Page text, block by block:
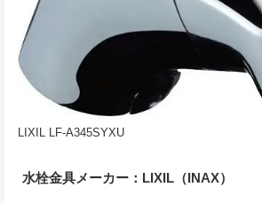
LIXIL LF-A345SYXU
水栓金具メーカー：LIXIL（INAX）